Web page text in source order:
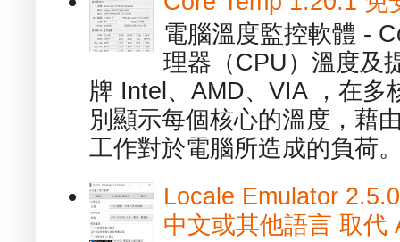
電腦溫度監控軟體 -
理器（CPU）溫度及
牌 Intel、AMD、VIA ，在多
別顯示每個核心的溫度，藉
工作對於電腦所造成的負荷
Locale Emulator
中文或其他語言 取代